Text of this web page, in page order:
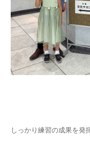
しっかり練習の成果を発